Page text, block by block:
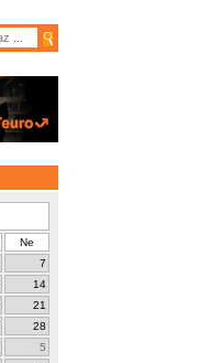
Ne
7
14
21
28
5